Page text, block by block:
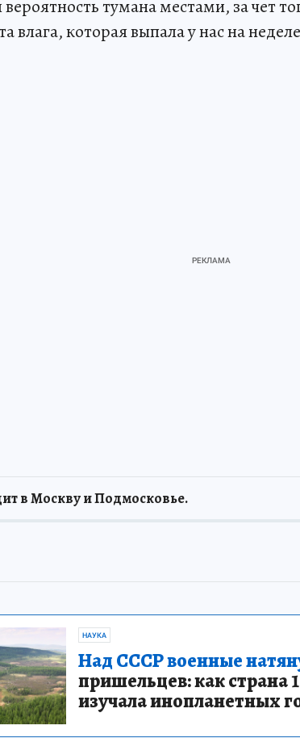
вероятность тумана местами, за чет
влага, которая выпала у нас на
в Москву и Подмосковье.
НАУКА
Над СССР военные
пришельцев: как страна
изучала инопланетных